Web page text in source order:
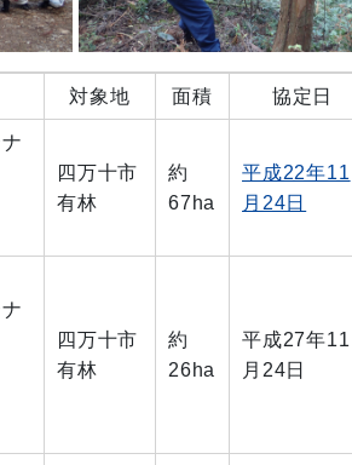
対象地 面積 協定日
四万十市
有林
約
67ha
平成22年11
月24日
四万十市
有林
約
26ha
平成27年11
月24日